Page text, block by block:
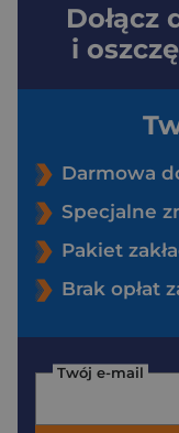
Dołącz
i
Darmowa
Specjalne
Pakiet
Brak opłat
Twój e-mail